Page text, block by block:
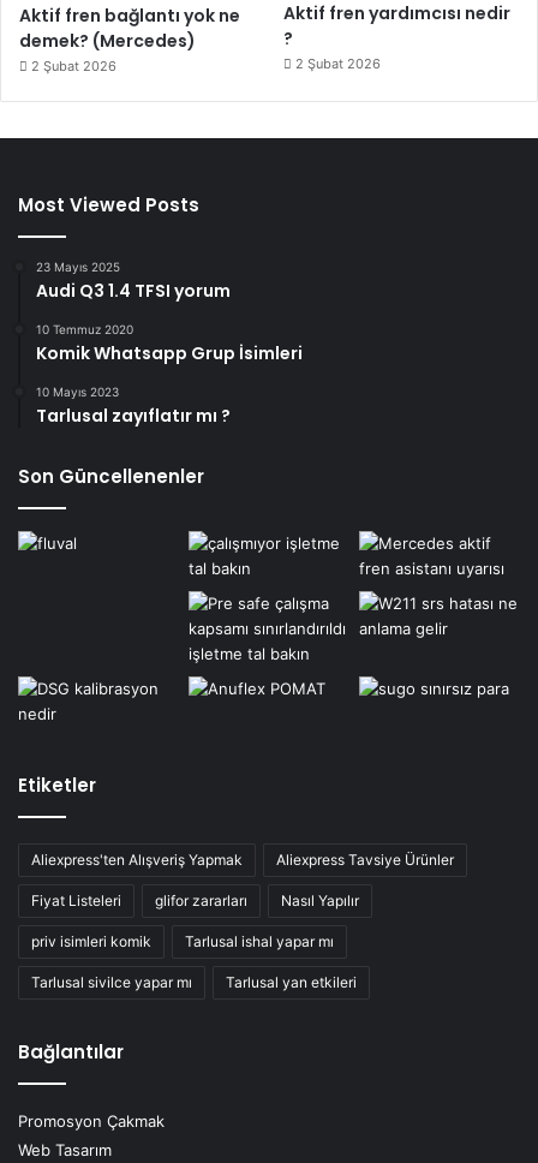
Aktif fren bağlantı yok ne
demek? (Mercedes)
2 Şubat 2026
Aktif fren yardımcısı nedir
?
2 Şubat 2026
Most Viewed Posts
23 Mayıs 2025
Audi Q3 1.4 TFSI yorum
10 Temmuz 2020
Komik Whatsapp Grup İsimleri
10 Mayıs 2023
Tarlusal zayıflatır mı ?
Son Güncellenenler
Etiketler
Aliexpress'ten Alışveriş Yapmak Aliexpress Tavsiye Ürünler
Fiyat Listeleri glifor zararları Nasıl Yapılır
priv isimleri komik Tarlusal ishal yapar mı
Tarlusal sivilce yapar mı Tarlusal yan etkileri
Bağlantılar
Promosyon Çakmak
Web Tasarım